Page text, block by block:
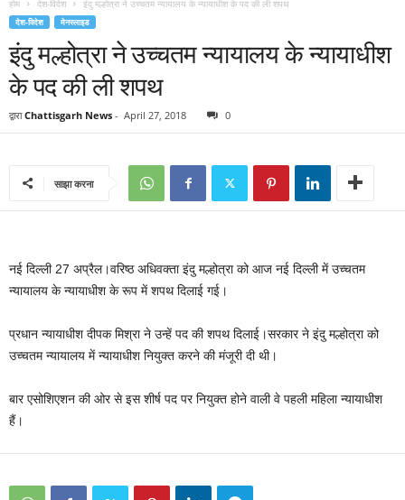
होम देश-विदेश इंदु मल्होत्रा ने उच्चतम न्यायालय के न्यायाधीश के पद की ली शपथ
देश-विदेश मेनस्लाइड
इंदु मल्होत्रा ने उच्चतम न्यायालय के न्यायाधीश
के पद की ली शपथ
द्वारा Chattisgarh News - April 27, 2018 0
साझा करना
नई दिल्ली 27 अप्रैल।वरिष्ठ अधिवक्ता इंदु मल्होत्रा को आज नई दिल्ली में उच्चतम
न्यायालय के न्यायाधीश के रूप में शपथ दिलाई गई।
प्रधान न्यायाधीश दीपक मिश्रा ने उन्हें पद की शपथ दिलाई।सरकार ने इंदु मल्होत्रा को
उच्चतम न्यायालय में न्यायाधीश नियुक्त करने की मंजूरी दी थी।
बार एसोशिएशन की ओर से इस शीर्ष पद पर नियुक्त होने वाली वे पहली महिला न्यायाधीश
हैं।